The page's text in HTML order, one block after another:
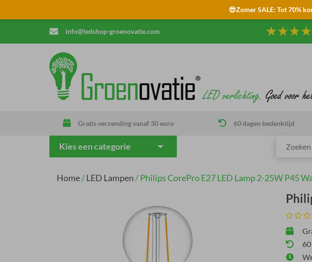
😎Zomer SALE: Tot 70%
info@ledshop-groenovatie.com
Gratis verzending vanaf 30 euro 60 dagen bedenktijd
Kies een categorie
Home/LED Lampen/Philips CorePro E27 LED Lamp 2-25W P45